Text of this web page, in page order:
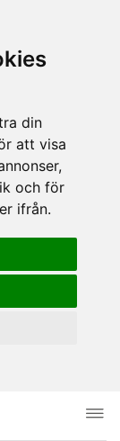
din
att visa
och för
ifrån.